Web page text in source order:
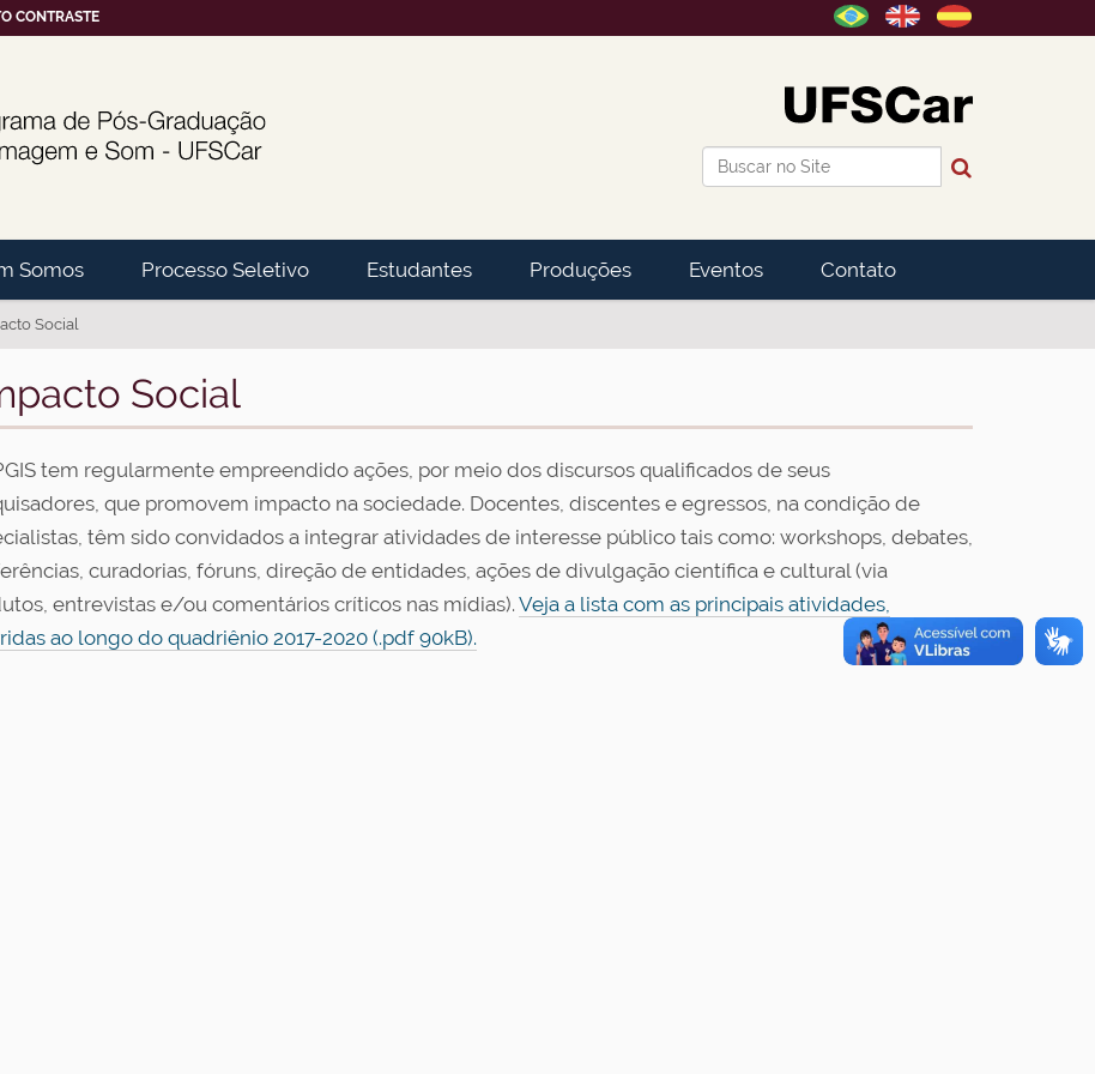
Busca
CONTRASTE
Somos Processo Seletivo Estudantes Produções Eventos Contato
Social
Social
tem regularmente empreendido ações, por meio dos discursos qualificados de seus
que promovem impacto na sociedade. Docentes, discentes e egressos, na condição de
têm sido convidados a integrar atividades de interesse público tais como: workshops, debates,
curadorias, fóruns, direção de entidades, ações de divulgação científica e cultural (via
entrevistas e/ou comentários críticos nas mídias). Veja a lista com as principais atividades,
ao longo do quadriênio 2017-2020 (.pdf 90kB).